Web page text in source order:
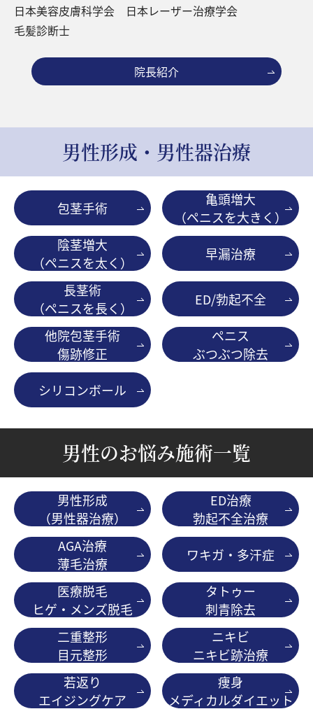
日本美容皮膚科学会 日本レーザー治療学会
毛髪診断士
院長紹介
男性形成・男性器治療
包茎手術
亀頭増大
（ペニスを大きく）
陰茎増大
（ペニスを太く）
早漏治療
長茎術
（ペニスを長く）
ED/勃起不全
他院包茎手術
傷跡修正
ペニス
ぶつぶつ除去
シリコンボール
男性のお悩み施術一覧
男性形成
（男性器治療）
ED治療
勃起不全治療
AGA治療
薄毛治療
ワキガ・多汗症
医療脱毛
ヒゲ・メンズ脱毛
タトゥー
刺青除去
二重整形
目元整形
ニキビ
ニキビ跡治療
若返り
エイジングケア
痩身
メディカルダイエット